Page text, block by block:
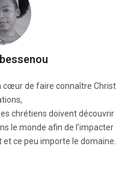
cœur de faire connaître Christ
chrétiens doivent découvrir
le monde afin de l’impacter
ce peu importe le domaine.